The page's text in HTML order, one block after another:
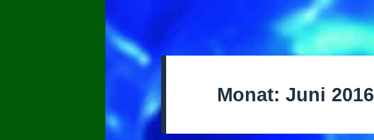
Monat:Juni 2016